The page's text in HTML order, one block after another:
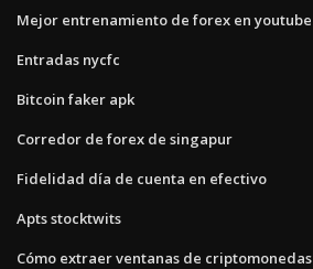
Mejor entrenamiento de forex en youtube
Entradas nycfc
Bitcoin faker apk
Corredor de forex de singapur
Fidelidad día de cuenta en efectivo
Apts stocktwits
Cómo extraer ventanas de criptomonedas